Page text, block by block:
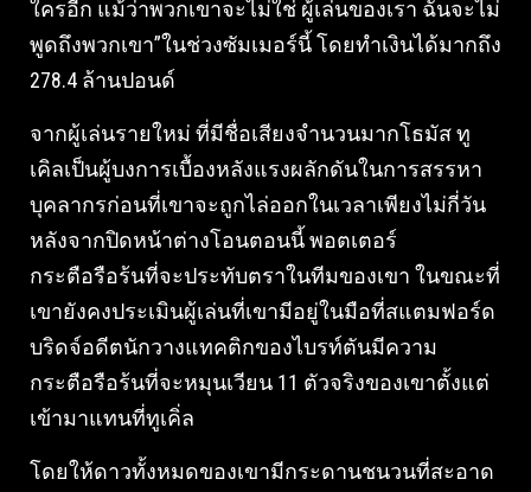
ใครอีก แม้ว่าพวกเขาจะไม่ใช่ ผู้เล่นของเรา ฉันจะไม่
พูดถึงพวกเขา”ในช่วงซัมเมอร์นี้ โดยทำเงินได้มากถึง
278.4 ล้านปอนด์
จากผู้เล่นรายใหม่ ที่มีชื่อเสียงจำนวนมากโธมัส ทู
เคิลเป็นผู้บงการเบื้องหลังแรงผลักดันในการสรรหา
บุคลากรก่อนที่เขาจะถูกไล่ออกในเวลาเพียงไม่กี่วัน
หลังจากปิดหน้าต่างโอนตอนนี้ พอตเตอร์
กระตือรือร้นที่จะประทับตราในทีมของเขา ในขณะที่
เขายังคงประเมินผู้เล่นที่เขามีอยู่ในมือที่สแตมฟอร์ด
บริดจ์อดีตนักวางแทคติกของไบรท์ตันมีความ
กระตือรือร้นที่จะหมุนเวียน 11 ตัวจริงของเขาตั้งแต่
เข้ามาแทนที่ทูเคิ่ล
โดยให้ดาวทั้งหมดของเขามีกระดานชนวนที่สะอาด